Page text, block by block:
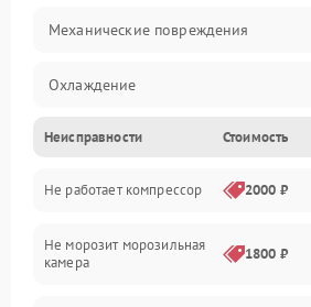
Механические повреждения
Охлаждение
Механика
Электропитание
Дренаж
Неисправности Стоимость
Не работает компрессор 2000 ₽
Не морозит морозильная
камера
1800 ₽